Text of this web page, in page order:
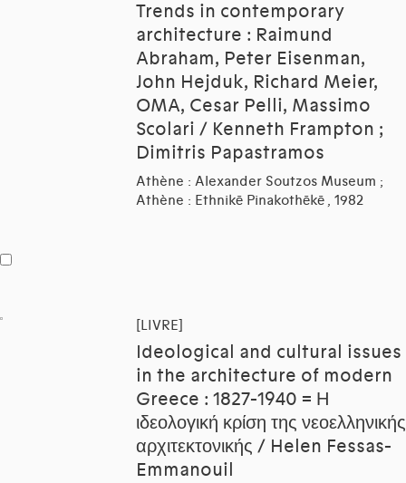
Trends in contemporary
architecture : Raimund
Abraham, Peter Eisenman,
John Hejduk, Richard Meier,
OMA, Cesar Pelli, Massimo
Scolari / Kenneth Frampton ;
Dimitris Papastramos
Athène : Alexander Soutzos Museum ;
Athène : Ethnikē Pinakothēkē , 1982
[LIVRE]
Ideological and cultural issues
in the architecture of modern
Greece : 1827-1940 = Η
ιδεολογική κρίση της νεοελληνικής
αρχιτεκτονικής / Helen Fessas-
Emmanouil